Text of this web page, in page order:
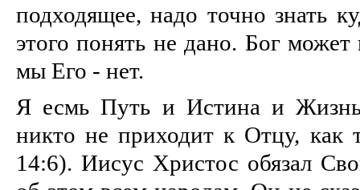
подходящее, надо точно знать
этого понять не дано. Бог
мы Его - нет.
Я есмь Путь и Истина и
никто не приходит к Отцу, как
14:6). Иисус Христос обязал